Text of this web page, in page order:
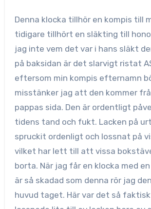
Denna klocka tillhör en kompis till
tidigare tillhört en släkting till
jag inte vem det var i hans släkt
på baksidan är det slarvigt ristat
eftersom min kompis efternamn
misstänker jag att den kommer
pappas sida. Den är ordentligt
tidens tand och fukt. Lacken på
spruckit ordenligt och lossnat på
vilket har lett till att vissa
borta. När jag får en klocka med
är så skadad som denna rör jag
huvud taget. Här var det så